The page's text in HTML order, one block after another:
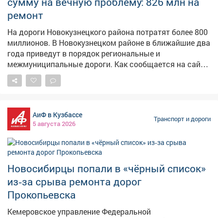
прощает ошибок, чтобы их избежать, важно
соблюдать Правила дорожного движения.
ремонт
На дороги Новокузнецкого района потратят более 800
миллионов. В Новокузнецком районе в ближайшие два
года приведут в порядок региональные и
межмуниципальные дороги. Как сообщается на сайте
Госзакупки, на эти цели направят 826 миллионов
рублей. Контракт рассчитан на период с 21 октября
предстоит не только следить за состоянием дорог и
обеспечивать их сохранность, но и обслуживать
стационарное освещение, электроснабжение,
демонтировать и устанавливать дорожные знаки и
ограждения. Работы охватят значительные участки
безопасность движения и комфорт для местных
жителей и транзитного транспорта. Сейчас идёт этап
выбора подрядчика. Власти, вероятно, подойдут к
этому максимально ответственно, так какв Кузбассе
уже были случаи, когда недобросовестные компании
АиФ в Кузбассе
5 августа 2026
Транспорт и дороги
Новосибирцы попали в «чёрный список»
из‑за срыва ремонта дорог
Прокопьевска
Кемеровское управление Федеральной